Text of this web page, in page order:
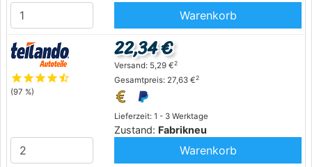
Warenkorb
starstarstarstarstar_half
(97 %)
Lieferzeit: 1 - 3 Werktage
Zustand: Fabrikneu
22,34 €
Versand: 5,29 €2
Gesamtpreis: 27,63 €2
Warenkorb